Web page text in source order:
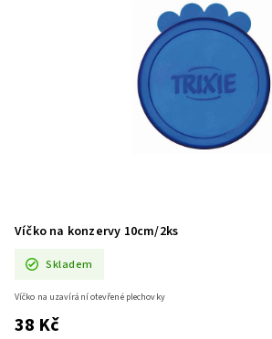
Víčko na konzervy 10cm/2ks
Skladem
38 Kč
Víčko na uzavírání otevřené plechovky